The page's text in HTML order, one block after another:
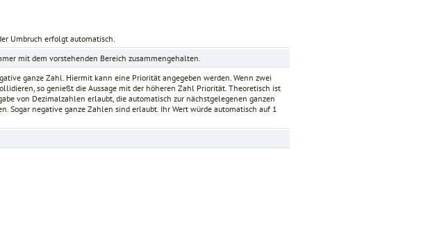
Umbruch erfolgt automatisch.
mit dem vorstehenden Bereich zusammengehalten.
ganze Zahl. Hiermit kann eine Priorität angegeben werden. Wenn zwei
so genießt die Aussage mit der höheren Zahl Priorität. Theoretisch ist
von Dezimalzahlen erlaubt, die automatisch zur nächstgelegenen ganzen
Sogar negative ganze Zahlen sind erlaubt. Ihr Wert würde automatisch auf 1